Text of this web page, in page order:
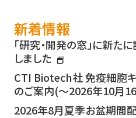
新着情報
「研究・開発の窓」に新た
しました
CTI Biotech社 免疫細胞
のご案内(～2026年10月
2026年8月夏季お盆期間